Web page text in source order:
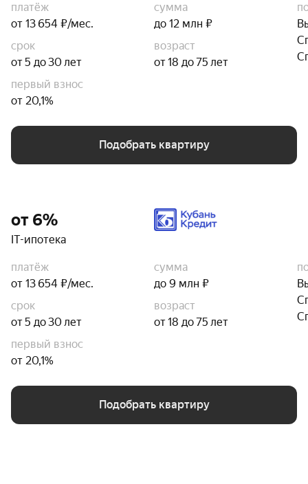
платёж
от 13 654 ₽/мес.
сумма
до 12 млн ₽
срок
от 5 до 30 лет
возраст
от 18 до 75 лет
первый взнос
от 20,1%
Подобрать квартиру
от 6%
IT-ипотека
платёж
от 13 654 ₽/мес.
сумма
до 9 млн ₽
срок
от 5 до 30 лет
возраст
от 18 до 75 лет
первый взнос
от 20,1%
Подобрать квартиру